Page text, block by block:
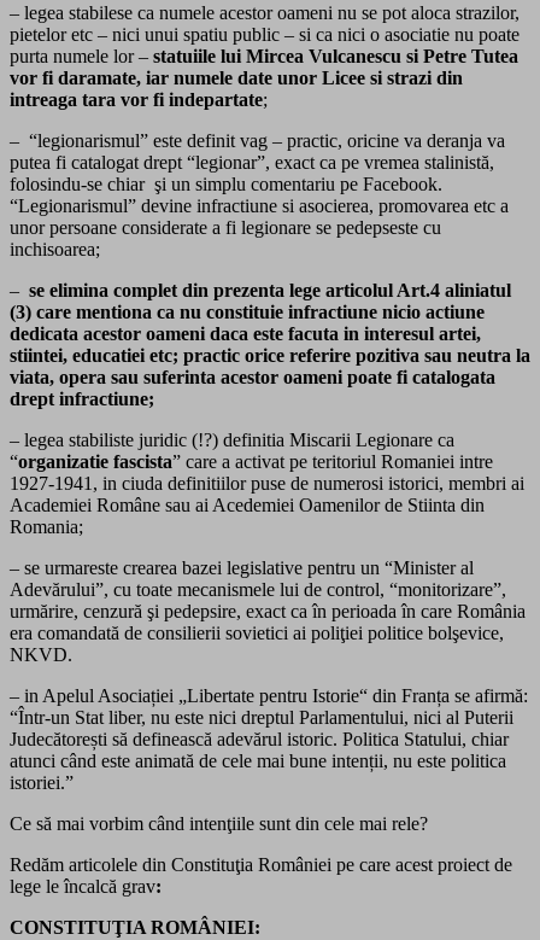
– legea stabilese ca numele acestor oameni nu se pot aloca strazilor,
pietelor etc – nici unui spatiu public – si ca nici o asociatie nu poate
purta numele lor – statuiile lui Mircea Vulcanescu si Petre Tutea
vor fi daramate, iar numele date unor Licee si strazi din
intreaga tara vor fi indepartate;
– “legionarismul” este definit vag – practic, oricine va deranja va
putea fi catalogat drept “legionar”, exact ca pe vremea stalinistă,
folosindu-se chiar şi un simplu comentariu pe Facebook.
“Legionarismul” devine infractiune si asocierea, promovarea etc a
unor persoane considerate a fi legionare se pedepseste cu
inchisoarea;
– se elimina complet din prezenta lege articolul Art.4 aliniatul
(3) care mentiona ca nu constituie infractiune nicio actiune
dedicata acestor oameni daca este facuta in interesul artei,
stiintei, educatiei etc; practic orice referire pozitiva sau neutra la
viata, opera sau suferinta acestor oameni poate fi catalogata
drept infractiune;
– legea stabiliste juridic (!?) definitia Miscarii Legionare ca
“organizatie fascista” care a activat pe teritoriul Romaniei intre
1927-1941, in ciuda definitiilor puse de numerosi istorici, membri ai
Academiei Române sau ai Acedemiei Oamenilor de Stiinta din
Romania;
– se urmareste crearea bazei legislative pentru un “Minister al
Adevărului”, cu toate mecanismele lui de control, “monitorizare”,
urmărire, cenzură şi pedepsire, exact ca în perioada în care România
era comandată de consilierii sovietici ai poliţiei politice bolşevice,
NKVD.
– in Apelul Asociației „Libertate pentru Istorie“ din Franța se afirmă:
“Într-un Stat liber, nu este nici dreptul Parlamentului, nici al Puterii
Judecătorești să definească adevărul istoric. Politica Statului, chiar
atunci când este animată de cele mai bune intenții, nu este politica
istoriei.”
Ce să mai vorbim când intenţiile sunt din cele mai rele?
Redăm articolele din Constituţia României pe care acest proiect de
lege le încalcă grav:
CONSTITUŢIA ROMÂNIEI: